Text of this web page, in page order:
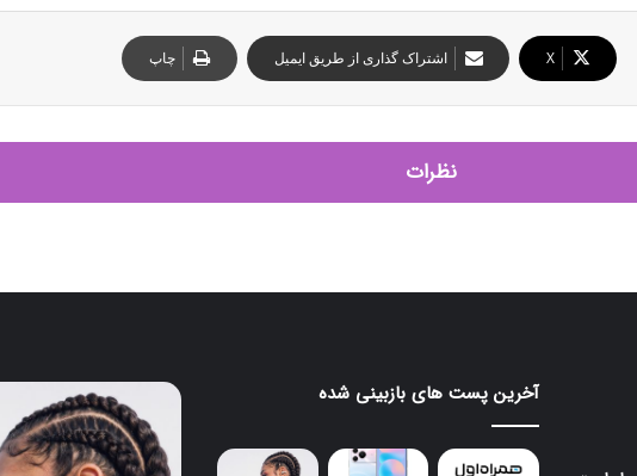
X اشتراک گذاری از طریق ایمیل چاپ
نظرات
آخرین پست های بازبینی شده
ایرباد
CMF
Clip
Pro
پایان
گوگل
اسیستنت؛